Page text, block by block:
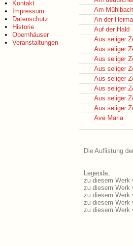
Kontakt
Impressum
Datenschutz
Historie
Opernhäuser
Veranstaltungen
Am Mühlbach
An der
Auf der Hald
Aus seliger
Aus seliger
Aus seliger
Aus seliger
Aus seliger
Aus seliger
Aus seliger
Aus seliger
Ave Maria
Die Auflistung
Legende:
zu diesem Werk
zu diesem Werk
zu diesem Werk
zu diesem Werk
zu diesem Werk